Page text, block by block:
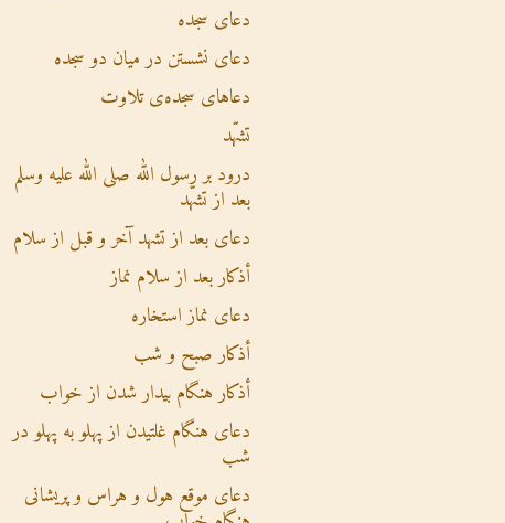
دعای سجده
دعای نشستن در میان دو سجده
دعاهای سجده‌ی تلاوت
تشهّد
درود بر رسول الله صلی الله علیه وسلم
بعد از تشهّد
دعای بعد از تشهد آخر و قبل از سلام
أذکار بعد از سلام نماز
دعای نماز استخاره
أذکار صبح و شب
أذکار هنگام بیدار شدن از خواب
دعای هنگام غلتیدن از پهلو به پهلو در
شب
دعای موقع هول و هراس و پریشانی